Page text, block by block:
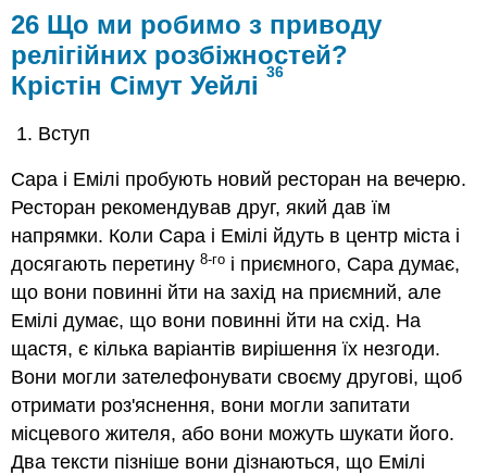
26 Що ми робимо з приводу
релігійних розбіжностей?
Крістін Сімут Уейлі
36
Вступ
Сара і Емілі пробують новий ресторан на вечерю.
Ресторан рекомендував друг, який дав їм
напрямки. Коли Сара і Емілі йдуть в центр міста і
досягають перетину8-го і приємного, Сара думає,
що вони повинні йти на захід на приємний, але
Емілі думає, що вони повинні йти на схід. На
щастя, є кілька варіантів вирішення їх незгоди.
Вони могли зателефонувати своєму другові, щоб
отримати роз'яснення, вони могли запитати
місцевого жителя, або вони можуть шукати його.
Два тексти пізніше вони дізнаються, що Емілі